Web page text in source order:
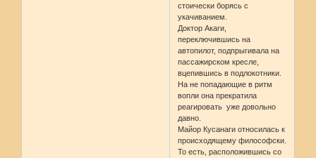
стоически борясь с
укачиванием.
Доктор Акаги,
переключившись на
автопилот, подпрыгивала на
пассажирском кресле,
вцепившись в подлокотники.
На не попадающие в ритм
вопли она прекратила
реагировать уже довольно
давно.
Майор Кусанаги относилась к
происходящему философски.
То есть, расположившись со